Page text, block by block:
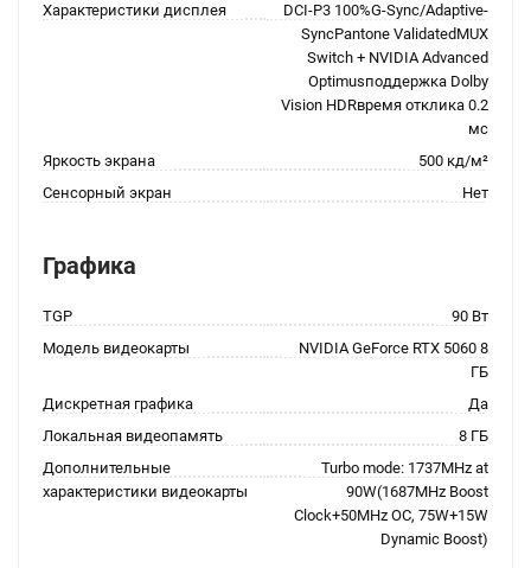
Характеристики дисплея
DCI-P3 100%G-Sync/Adaptive-
SyncPantone ValidatedMUX
Switch + NVIDIA Advanced
Optimusподдержка Dolby
Vision HDRвремя отклика 0.2
мс
Яркость экрана
500 кд/м²
Сенсорный экран
Нет
Графика
TGP
90 Вт
Модель видеокарты
NVIDIA GeForce RTX 5060 8
ГБ
Дискретная графика
Да
Локальная видеопамять
8 ГБ
Дополнительные
характеристики видеокарты
Turbo mode: 1737MHz at
90W(1687MHz Boost
Clock+50MHz OC, 75W+15W
Dynamic Boost)